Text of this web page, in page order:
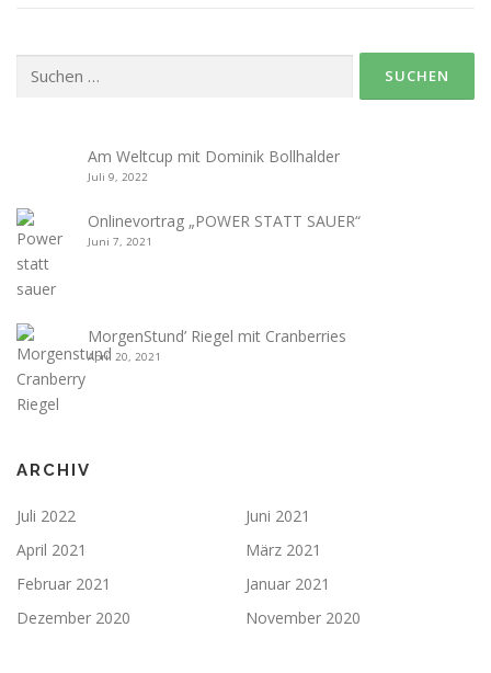
nach:
Am Weltcup mit Dominik Bollhalder
Juli 9, 2022
Onlinevortrag „POWER STATT SAUER“
Juni 7, 2021
MorgenStund’ Riegel mit Cranberries
April 20, 2021
ARCHIV
Juli 2022
Juni 2021
April 2021
März 2021
Februar 2021
Januar 2021
Dezember 2020
November 2020